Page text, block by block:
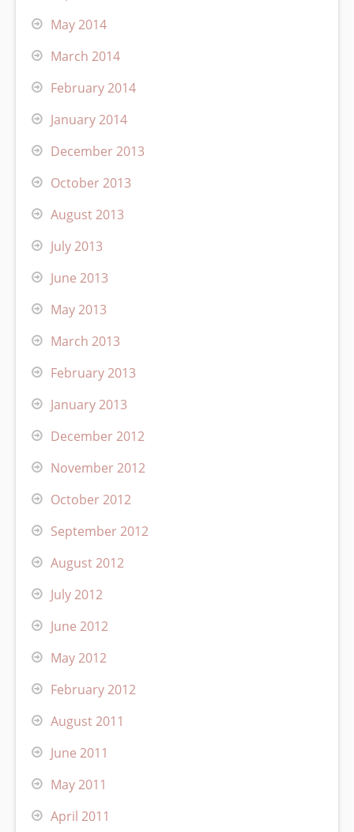
May 2014
March 2014
February 2014
January 2014
December 2013
October 2013
August 2013
July 2013
June 2013
May 2013
March 2013
February 2013
January 2013
December 2012
November 2012
October 2012
September 2012
August 2012
July 2012
June 2012
May 2012
February 2012
August 2011
June 2011
May 2011
April 2011